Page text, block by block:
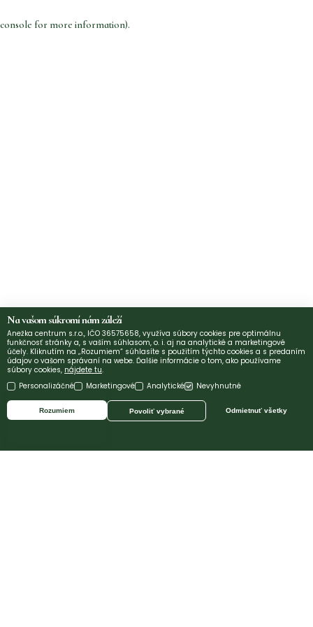
console for more information).
Na vašom súkromí nám záleží
Anežka centrum s.r.o., IČO 36575658, využíva súbory cookies pre optimálnu
funkčnosť stránky a, s vaším súhlasom, o. i. aj na analytické a marketingové
účely. Kliknutím na „Rozumiem“ súhlasíte s použitím týchto cookies a s predaním
údajov o vašom správaní na webe. Ďalšie informácie o tom, ako používame
súbory cookies, nájdete tu.
Personalizáčné
Marketingové Analytické Nevyhnutné
Rozumiem Povoliť vybrané Odmietnuť všetky